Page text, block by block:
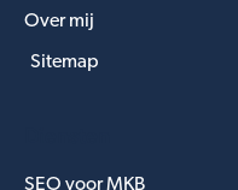
Over mij
Sitemap
SEO voor MKB